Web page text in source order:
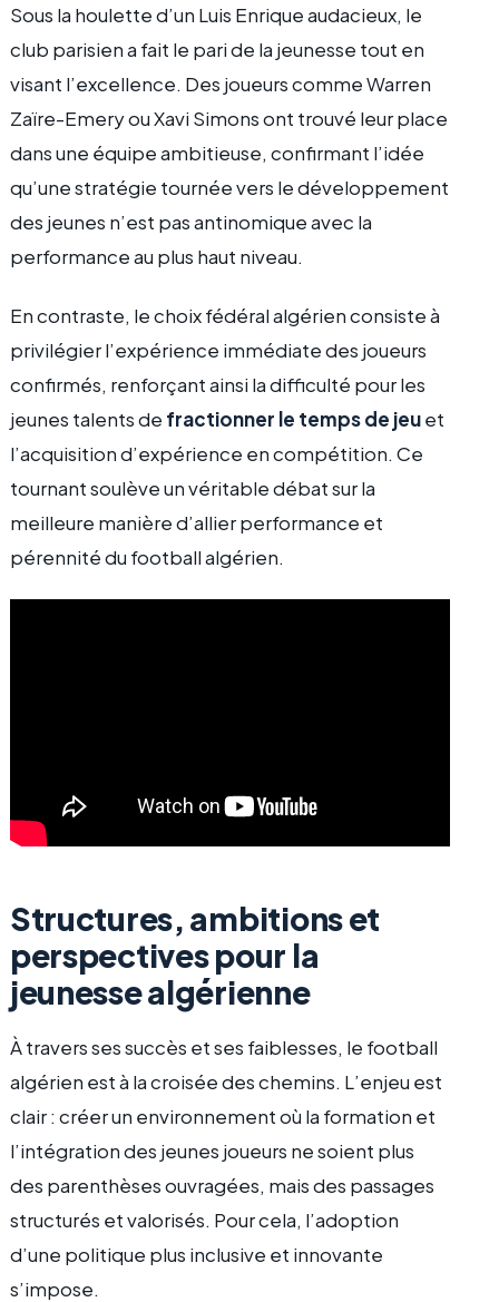
Sous la houlette d’un Luis Enrique audacieux, le
club parisien a fait le pari de la jeunesse tout en
visant l’excellence. Des joueurs comme Warren
Zaïre-Emery ou Xavi Simons ont trouvé leur place
dans une équipe ambitieuse, confirmant l’idée
qu’une stratégie tournée vers le développement
des jeunes n’est pas antinomique avec la
performance au plus haut niveau.
En contraste, le choix fédéral algérien consiste à
privilégier l’expérience immédiate des joueurs
confirmés, renforçant ainsi la difficulté pour les
jeunes talents de fractionner le temps de jeuet
l’acquisition d’expérience en compétition. Ce
tournant soulève un véritable débat sur la
meilleure manière d’allier performance et
pérennité du football algérien.
Structures, ambitions et
perspectives pour la
jeunesse algérienne
À travers ses succès et ses faiblesses, le football
algérien est à la croisée des chemins. L’enjeu est
clair : créer un environnement où la formation et
l’intégration des jeunes joueurs ne soient plus
des parenthèses ouvragées, mais des passages
structurés et valorisés. Pour cela, l’adoption
d’une politique plus inclusive et innovante
s’impose.